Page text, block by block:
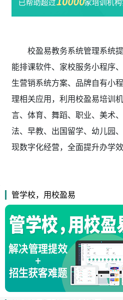
校盈易教务系统管理系统
能排课软件、家校服务小程序
生营销系统方案、品牌自有小
理相关应用，利用校盈易培训
言、体育、舞蹈、职业、美术
法、早教、出国留学、幼儿园
现数字化经营，全面提升办学效
管学校，用校盈易